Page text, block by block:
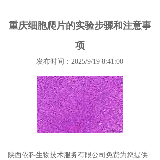
重庆细胞爬片的实验步骤和注意事
项
发布时间：2025/9/19 8:41:00
陕西依科生物技术服务有限公司免费为您提供